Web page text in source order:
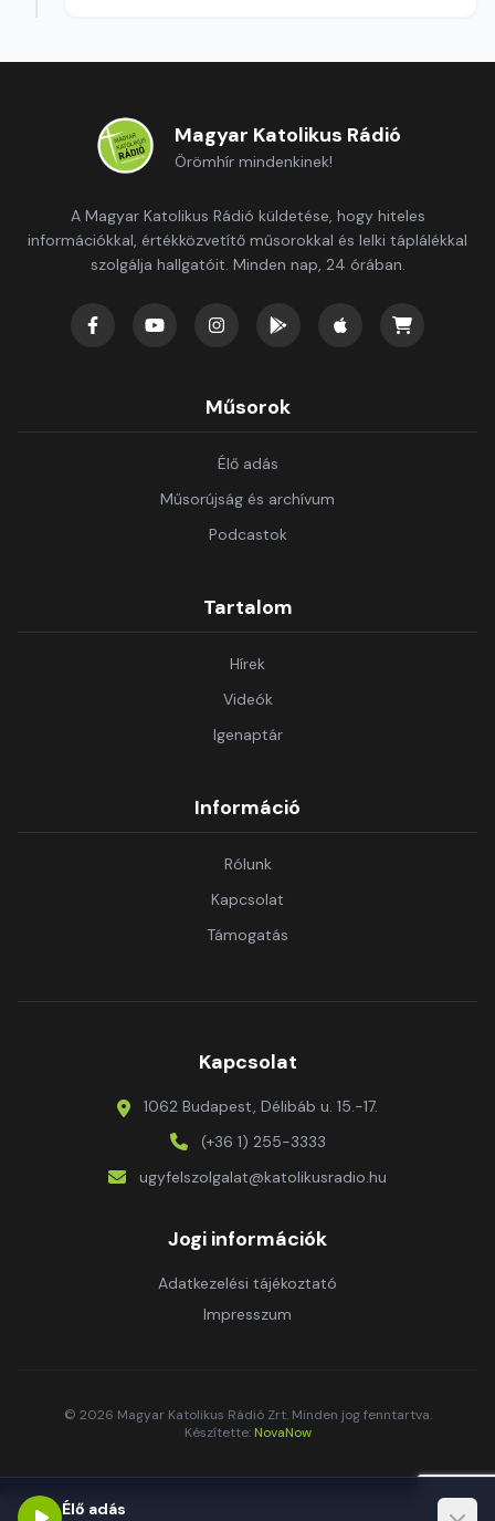
Magyar Katolikus Rádió
Örömhír mindenkinek!
A Magyar Katolikus Rádió küldetése, hogy hiteles
információkkal, értékközvetítő műsorokkal és lelki táplálékkal
szolgálja hallgatóit. Minden nap, 24 órában.
Műsorok
Élő adás
Műsorújság és archívum
Podcastok
Tartalom
Hírek
Videók
Igenaptár
Információ
Rólunk
Kapcsolat
Támogatás
Kapcsolat
1062 Budapest, Délibáb u. 15.-17.
(+36 1) 255-3333
ugyfelszolgalat@katolikusradio.hu
Jogi információk
Adatkezelési tájékoztató
Impresszum
© 2026 Magyar Katolikus Rádió Zrt. Minden jog fenntartva.
Készítette: NovaNow
Élő adás